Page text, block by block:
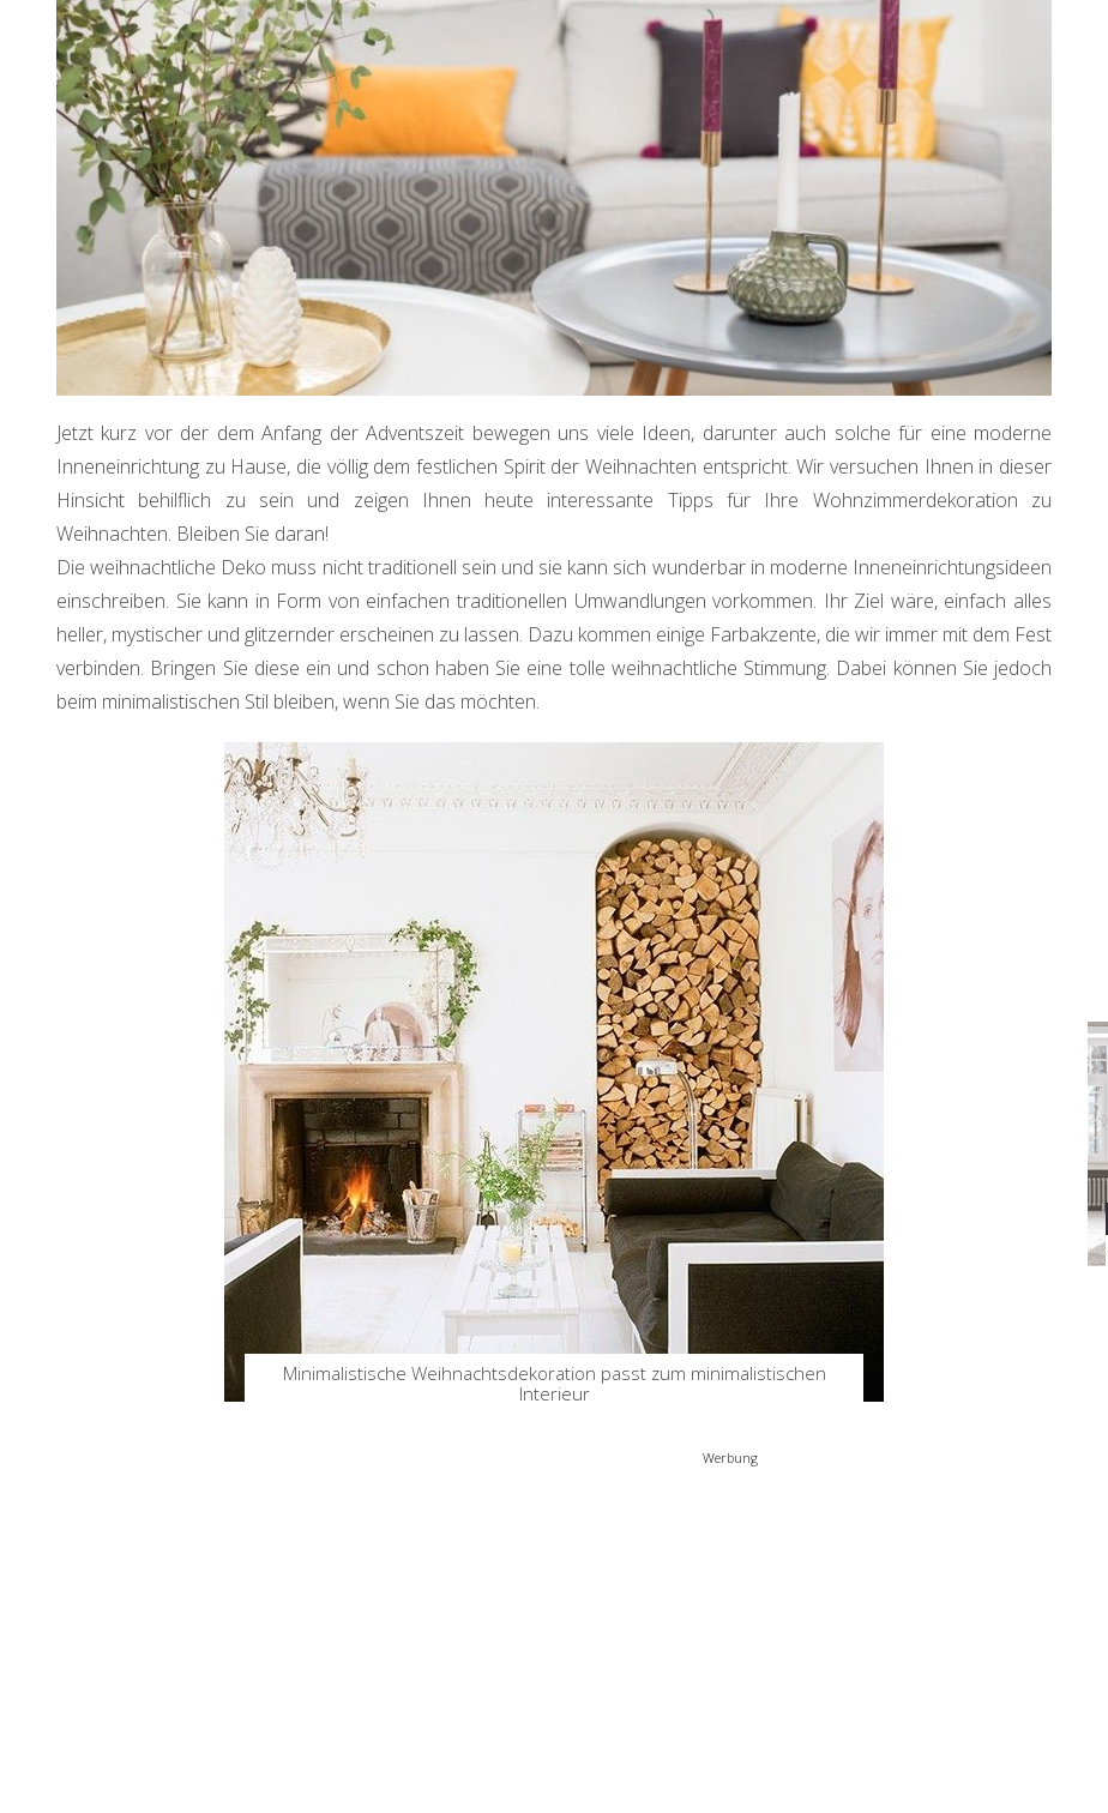
Jetzt kurz vor der dem Anfang der Adventszeit bewegen uns viele Ideen, darunter auch solche für eine moderne
Inneneinrichtung zu Hause, die völlig dem festlichen Spirit der Weihnachten entspricht. Wir versuchen Ihnen in dieser
Hinsicht behilflich zu sein und zeigen Ihnen heute interessante Tipps für Ihre Wohnzimmerdekoration zu
Weihnachten. Bleiben Sie daran!
Die weihnachtliche Deko muss nicht traditionell sein und sie kann sich wunderbar in moderne Inneneinrichtungsideen
einschreiben. Sie kann in Form von einfachen traditionellen Umwandlungen vorkommen. Ihr Ziel wäre, einfach alles
heller, mystischer und glitzernder erscheinen zu lassen. Dazu kommen einige Farbakzente, die wir immer mit dem Fest
verbinden. Bringen Sie diese ein und schon haben Sie eine tolle weihnachtliche Stimmung. Dabei können Sie jedoch
beim minimalistischen Stil bleiben, wenn Sie das möchten.
Minimalistische Weihnachtsdekoration passt zum minimalistischen
Interieur
Werbung
INNENARCHITEKTUR
Was sollte man beim Bau
eines Zauns beachten?
by